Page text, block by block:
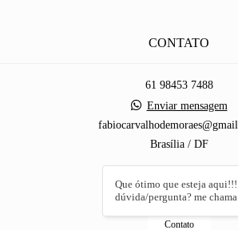
CONTATO
61 98453 7488
Enviar mensagem
Brasília / DF
Contato
Que ótimo que esteja
dúvida/pergunta? me